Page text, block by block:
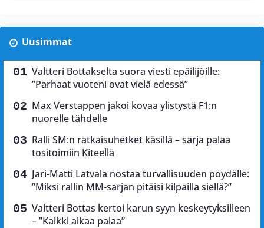
Uusimmat
Valtteri Bottakselta suora viesti epäilijöille:
”Parhaat vuoteni ovat vielä edessä”
Max Verstappen jakoi kovaa ylistystä F1:n
nuorelle tähdelle
Ralli SM:n ratkaisuhetket käsillä – sarja palaa
tositoimiin Kiteellä
Jari-Matti Latvala nostaa turvallisuuden pöydälle:
”Miksi rallin MM-sarjan pitäisi kilpailla siellä?”
Valtteri Bottas kertoi karun syyn keskeytyksilleen
– ”Kaikki alkaa palaa”